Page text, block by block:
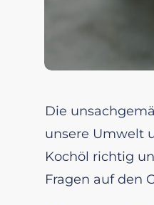
Die
unsere Umwelt
Kochöl richtig
Fragen auf den